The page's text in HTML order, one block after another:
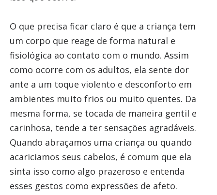
O que precisa ficar claro é que a criança tem
um corpo que reage de forma natural e
fisiológica ao contato com o mundo. Assim
como ocorre com os adultos, ela sente dor
ante a um toque violento e desconforto em
ambientes muito frios ou muito quentes. Da
mesma forma, se tocada de maneira gentil e
carinhosa, tende a ter sensações agradáveis.
Quando abraçamos uma criança ou quando
acariciamos seus cabelos, é comum que ela
sinta isso como algo prazeroso e entenda
esses gestos como expressões de afeto.